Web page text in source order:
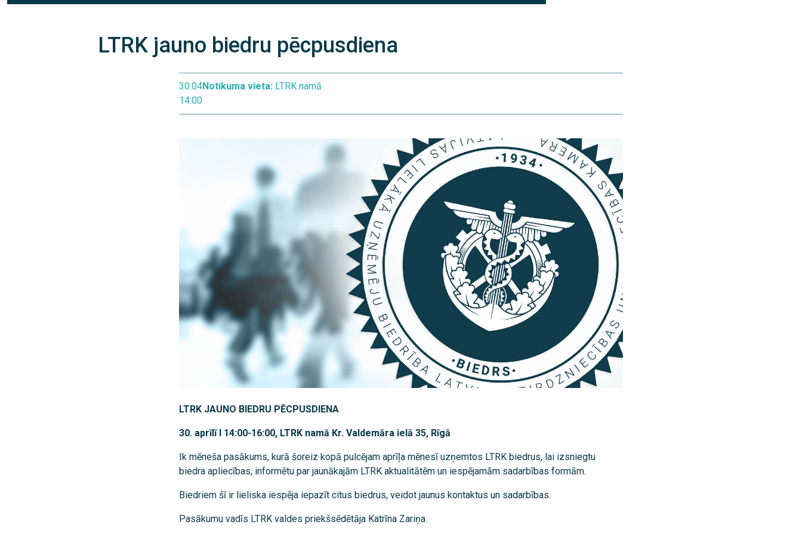
LTRK jauno biedru pēcpusdiena
30.04
14:00
Notikuma vieta: LTRK namā
LTRK JAUNO BIEDRU PĒCPUSDIENA
30. aprīlī I 14:00-16:00, LTRK namā Kr. Valdemāra ielā 35, Rīgā
Ik mēneša pasākums, kurā šoreiz kopā pulcējam aprīļa mēnesī uzņemtos LTRK biedrus, lai izsniegtu
biedra apliecības, informētu par jaunākajām LTRK aktualitātēm un iespējamām sadarbības formām.
Biedriem šī ir lieliska iespēja iepazīt citus biedrus, veidot jaunus kontaktus un sadarbības.
Pasākumu vadīs LTRK valdes priekšsēdētāja Katrīna Zariņa.